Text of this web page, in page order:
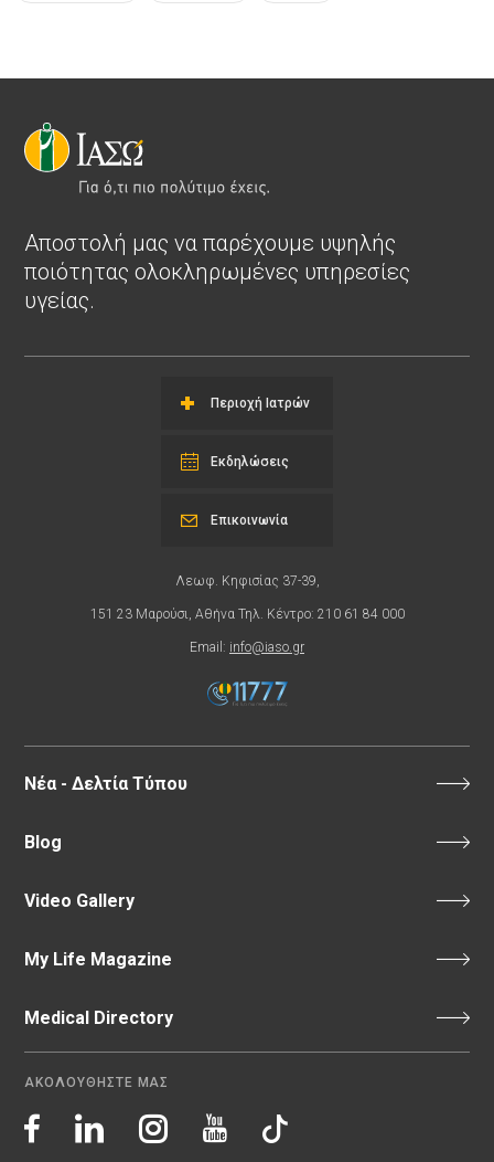
Αποστολή μας να παρέχουμε υψηλής
ποιότητας ολοκληρωμένες υπηρεσίες
υγείας.
Περιοχή Ιατρών
Εκδηλώσεις
Λεωφ. Κηφισίας 37-39,
151 23 Μαρούσι, Αθήνα Τηλ. Κέντρο: 210 61 84 000
Email: info@iaso.gr
Επικοινωνία
Νέα - Δελτία Τύπου
Blog
Video Gallery
My Life Magazine
Medical Directory
ΑΚΟΛΟΥΘΗΣΤΕ ΜΑΣ